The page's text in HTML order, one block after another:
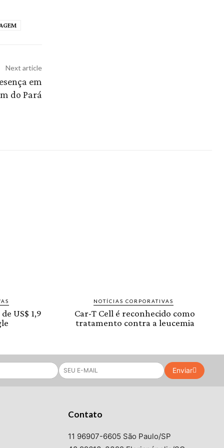
Next article
em
do Pará
US$ 1,9
NOTÍCIAS CORPORATIVAS
Car-T Cell é reconhecido como
tratamento contra a leucemia
Enviar
Contato
11 96907-6605 São Paulo/SP